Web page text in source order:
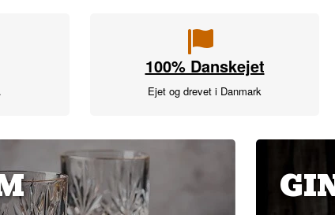
100% Danskejet
Ejet og drevet i Danmark